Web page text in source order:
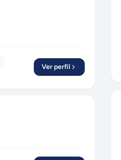
Ver perfil